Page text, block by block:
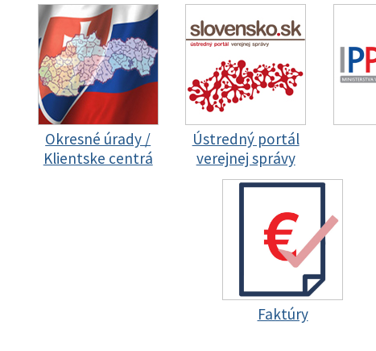
Okresné úrady /
Klientske centrá
Ústredný portál
verejnej správy
Faktúry